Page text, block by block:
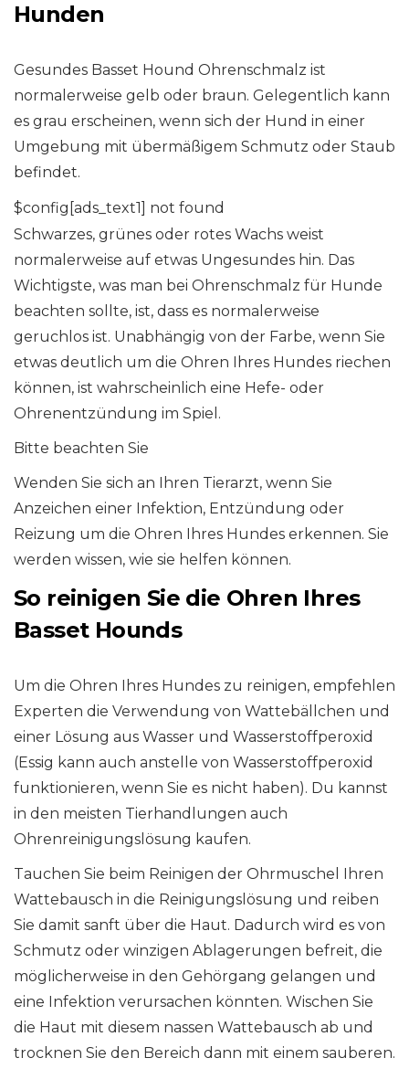
Hunden
Gesundes Basset Hound Ohrenschmalz ist
normalerweise gelb oder braun. Gelegentlich kann
es grau erscheinen, wenn sich der Hund in einer
Umgebung mit übermäßigem Schmutz oder Staub
befindet.
$config[ads_text1] not found
Schwarzes, grünes oder rotes Wachs weist
normalerweise auf etwas Ungesundes hin. Das
Wichtigste, was man bei Ohrenschmalz für Hunde
beachten sollte, ist, dass es normalerweise
geruchlos ist. Unabhängig von der Farbe, wenn Sie
etwas deutlich um die Ohren Ihres Hundes riechen
können, ist wahrscheinlich eine Hefe- oder
Ohrenentzündung im Spiel.
Bitte beachten Sie
Wenden Sie sich an Ihren Tierarzt, wenn Sie
Anzeichen einer Infektion, Entzündung oder
Reizung um die Ohren Ihres Hundes erkennen. Sie
werden wissen, wie sie helfen können.
So reinigen Sie die Ohren Ihres
Basset Hounds
Um die Ohren Ihres Hundes zu reinigen, empfehlen
Experten die Verwendung von Wattebällchen und
einer Lösung aus Wasser und Wasserstoffperoxid
(Essig kann auch anstelle von Wasserstoffperoxid
funktionieren, wenn Sie es nicht haben). Du kannst
in den meisten Tierhandlungen auch
Ohrenreinigungslösung kaufen.
Tauchen Sie beim Reinigen der Ohrmuschel Ihren
Wattebausch in die Reinigungslösung und reiben
Sie damit sanft über die Haut. Dadurch wird es von
Schmutz oder winzigen Ablagerungen befreit, die
möglicherweise in den Gehörgang gelangen und
eine Infektion verursachen könnten. Wischen Sie
die Haut mit diesem nassen Wattebausch ab und
trocknen Sie den Bereich dann mit einem sauberen.